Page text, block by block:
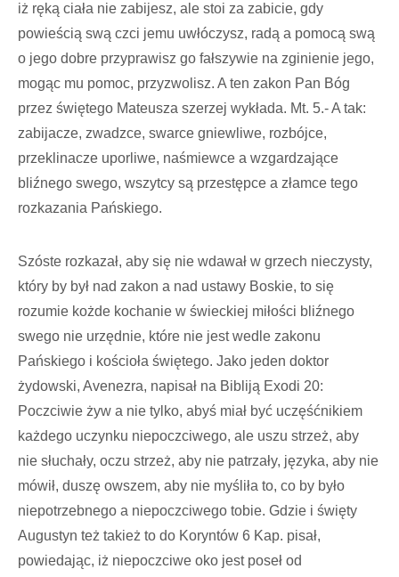
iż ręką ciała nie zabijesz, ale stoi za zabicie, gdy
powieścią swą czci jemu uwłóczysz, radą a pomocą swą
o jego dobre przyprawisz go fałszywie na zginienie jego,
mogąc mu pomoc, przyzwolisz. A ten zakon Pan Bóg
przez świętego Mateusza szerzej wykłada. Mt. 5.- A tak:
zabijacze, zwadzce, swarce gniewliwe, rozbójce,
przeklinacze uporliwe, naśmiewce a wzgardzające
bliźnego swego, wszytcy są przestępce a złamce tego
rozkazania Pańskiego.
Szóste rozkazał, aby się nie wdawał w grzech nieczysty,
który by był nad zakon a nad ustawy Boskie, to się
rozumie kożde kochanie w świeckiej miłości bliźnego
swego nie urzędnie, które nie jest wedle zakonu
Pańskiego i kościoła świętego. Jako jeden doktor
żydowski, Avenezra, napisał na Bibliją Exodi 20:
Poczciwie żyw a nie tylko, abyś miał być uczęśćnikiem
każdego uczynku niepoczciwego, ale uszu strzeż, aby
nie słuchały, oczu strzeż, aby nie patrzały, języka, aby nie
mówił, duszę owszem, aby nie myśliła to, co by było
niepotrzebnego a niepoczciwego tobie. Gdzie i święty
Augustyn też takież to do Koryntów 6 Kap. pisał,
powiedając, iż niepoczciwe oko jest poseł od